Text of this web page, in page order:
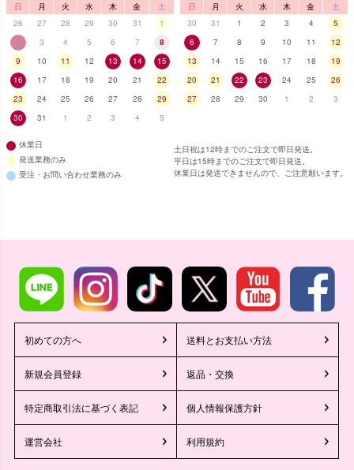
日 月 火 水 木 金
土
26
27 28 29 30 31
1
2
3 4 5 6 7
8
9
10 11 12 13 14
15
16
17 18 19 20 21
22
23
24 25 26 27 28
29
30
31 1 2 3 4 5
日 月 火 水 木 金
土
30
31 1 2 3 4
5
6
7 8 9 10 11
12
13
14 15 16 17 18
19
20
21 22 23 24 25
26
27
28 29 30 1 2 3
休業日
発送業務のみ
受注・お問い合わせ業務のみ
土日祝は12時までのご注文で即日発送。
平日は15時までのご注文で即日発送。
休業日は発送できませんので、ご注意願います。
初めての方へ 送料とお支払い方法
新規会員登録 返品・交換
特定商取引法に基づく表記 個人情報保護方針
運営会社 利用規約